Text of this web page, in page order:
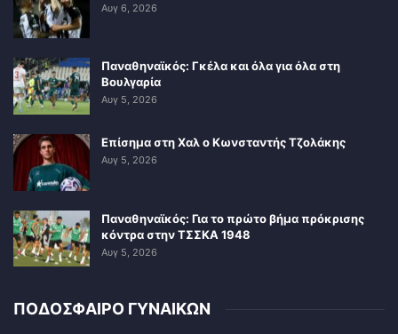
Αυγ 6, 2026
Παναθηναϊκός: Γκέλα και όλα για όλα στη
Βουλγαρία
Αυγ 5, 2026
Επίσημα στη Χαλ ο Κωνσταντής Τζολάκης
Αυγ 5, 2026
Παναθηναϊκός: Για το πρώτο βήμα πρόκρισης
κόντρα στην ΤΣΣΚΑ 1948
Αυγ 5, 2026
ΠΟΔΟΣΦΑΙΡΟ ΓΥΝΑΙΚΩΝ